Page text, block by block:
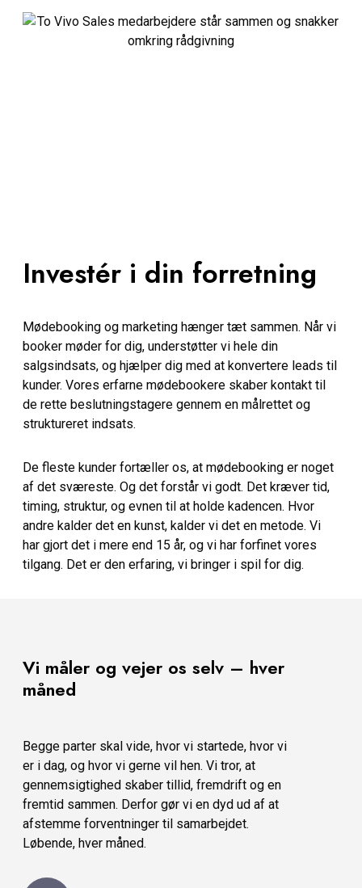
Investér i din forretning
Mødebooking og marketing hænger tæt sammen. Når vi
booker møder for dig, understøtter vi hele din
salgsindsats, og hjælper dig med at konvertere leads til
kunder. Vores erfarne mødebookere skaber kontakt til
de rette beslutningstagere gennem en målrettet og
struktureret indsats.
De fleste kunder fortæller os, at mødebooking er noget
af det sværeste. Og det forstår vi godt. Det kræver tid,
timing, struktur, og evnen til at holde kadencen. Hvor
andre kalder det en kunst, kalder vi det en metode. Vi
har gjort det i mere end 15 år, og vi har forfinet vores
tilgang. Det er den erfaring, vi bringer i spil for dig.
Vi måler og vejer os selv – hver
måned
Begge parter skal vide, hvor vi startede, hvor vi
er i dag, og hvor vi gerne vil hen. Vi tror, at
gennemsigtighed skaber tillid, fremdrift og en
fremtid sammen. Derfor gør vi en dyd ud af at
afstemme forventninger til samarbejdet.
Løbende, hver måned.